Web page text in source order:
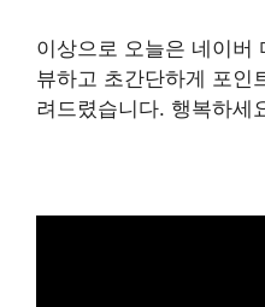
이상으로 오늘은 네이버
뷰하고 초간단하게 포인
려드렸습니다. 행복하세